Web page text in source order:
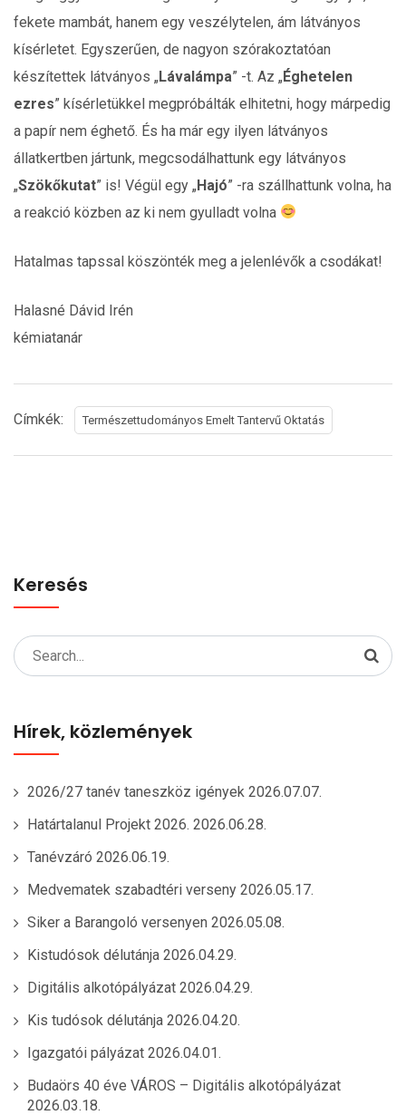
fekete mambát, hanem egy veszélytelen, ám látványos
kísérletet. Egyszerűen, de nagyon szórakoztatóan
készítettek látványos „Lávalámpa” -t. Az „Éghetelen
ezres” kísérletükkel megpróbálták elhitetni, hogy márpedig
a papír nem éghető. És ha már egy ilyen látványos
állatkertben jártunk, megcsodálhattunk egy látványos
„Szökőkutat” is! Végül egy „Hajó” -ra szállhattunk volna, ha
a reakció közben az ki nem gyulladt volna
Hatalmas tapssal köszönték meg a jelenlévők a csodákat!
Halasné Dávid Irén
kémiatanár
Címkék: Természettudományos Emelt Tantervű Oktatás
Keresés
Search
for:
Hírek, közlemények
2026/27 tanév taneszköz igények 2026.07.07.
Határtalanul Projekt 2026. 2026.06.28.
Tanévzáró 2026.06.19.
Medvematek szabadtéri verseny 2026.05.17.
Siker a Barangoló versenyen 2026.05.08.
Kistudósok délutánja 2026.04.29.
Digitális alkotópályázat 2026.04.29.
Kis tudósok délutánja 2026.04.20.
Igazgatói pályázat 2026.04.01.
Budaörs 40 éve VÁROS – Digitális alkotópályázat
2026.03.18.